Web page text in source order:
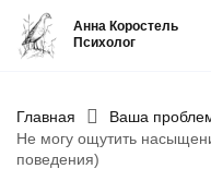
Анна Коростель
Психолог
Абьюз
Агрессия
Главная Ваша
Не могу ощутить
поведения)